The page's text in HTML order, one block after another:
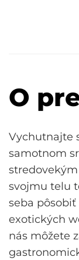
O
Vychutnajte
samotnom
svojmu telu
seba
exotických
nás môžete